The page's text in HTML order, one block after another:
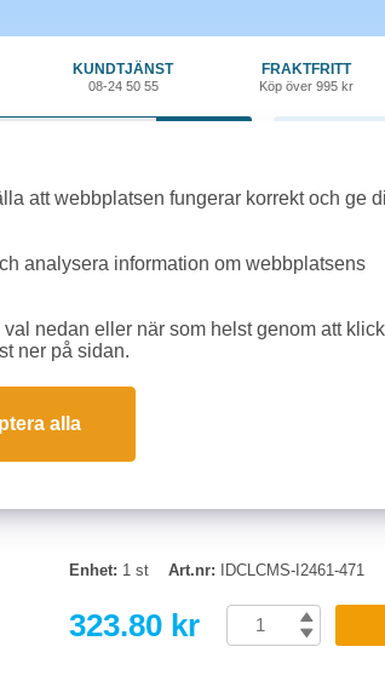
KUNDTJÄNST
08-24 50 55
FRAKTFRITT
Köp över 995 kr
Ideal Of Sweden MagSafe iPhone 16
Mobilskal Ideal Of Sweden
Genomskinligt skal från Ideal Of
telefon samtidigt som du tillför en subtil
iögonfallande. Återvunnen polykarbonat
Enhet: 1 st Art.nr: IDCLCMS-I2461-471
323.80 kr
att webbplatsen fungerar korrekt och ge
analysera information om webbplatsens
nedan eller när som helst genom att
ner på sidan.
alla